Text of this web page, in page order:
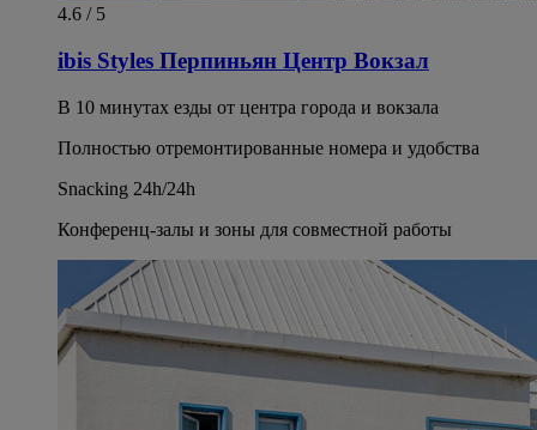
4.6 / 5
ibis Styles Перпиньян Центр Вокзал
В 10 минутах езды от центра города и вокзала
Полностью отремонтированные номера и удобства
Snacking 24h/24h
Конференц-залы и зоны для совместной работы